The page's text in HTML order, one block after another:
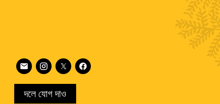
Follow XR Brent on
দলে যোগ দাও